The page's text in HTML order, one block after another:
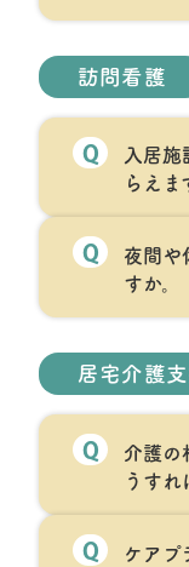
訪問看護
Q
入居施
らえま
Q
夜間や
すか。
居宅介護
Q
介護の
うすれ
Q
ケアプ